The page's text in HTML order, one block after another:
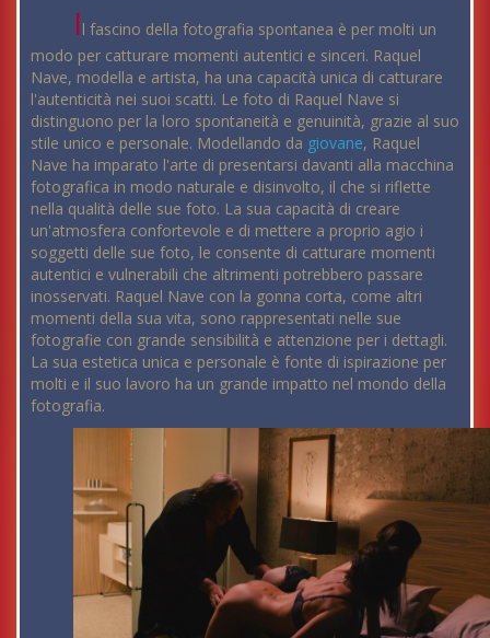
Il fascino della fotografia spontanea è per molti un
modo per catturare momenti autentici e sinceri. Raquel
Nave, modella e artista, ha una capacità unica di catturare
l'autenticità nei suoi scatti. Le foto di Raquel Nave si
distinguono per la loro spontaneità e genuinità, grazie al suo
stile unico e personale. Modellando da giovane, Raquel
Nave ha imparato l'arte di presentarsi davanti alla macchina
fotografica in modo naturale e disinvolto, il che si riflette
nella qualità delle sue foto. La sua capacità di creare
un'atmosfera confortevole e di mettere a proprio agio i
soggetti delle sue foto, le consente di catturare momenti
autentici e vulnerabili che altrimenti potrebbero passare
inosservati. Raquel Nave con la gonna corta, come altri
momenti della sua vita, sono rappresentati nelle sue
fotografie con grande sensibilità e attenzione per i dettagli.
La sua estetica unica e personale è fonte di ispirazione per
molti e il suo lavoro ha un grande impatto nel mondo della
fotografia.